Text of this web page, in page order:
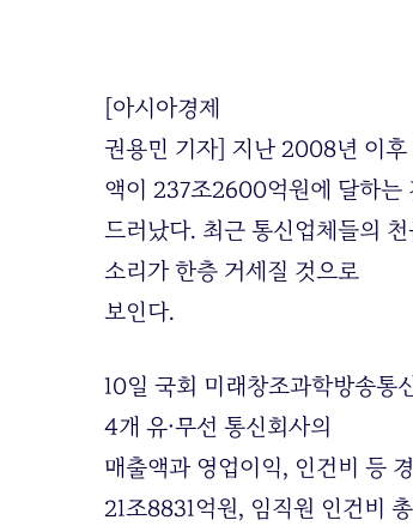
[아시아경제
권용민 기자] 지난 2008년 이후
액이 237조2600억원에 달하는
드러났다. 최근 통신업체들의
소리가 한층 거세질 것으로
보인다.
10일 국회 미래창조과학방송통
4개 유·무선 통신회사의
매출액과 영업이익, 인건비 등
21조8831억원, 임직원 인건비